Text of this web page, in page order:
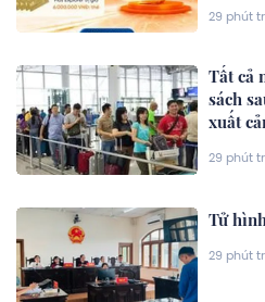
29 phút
Tất cả
sách
xuất
29 phút
Tử
29 phút